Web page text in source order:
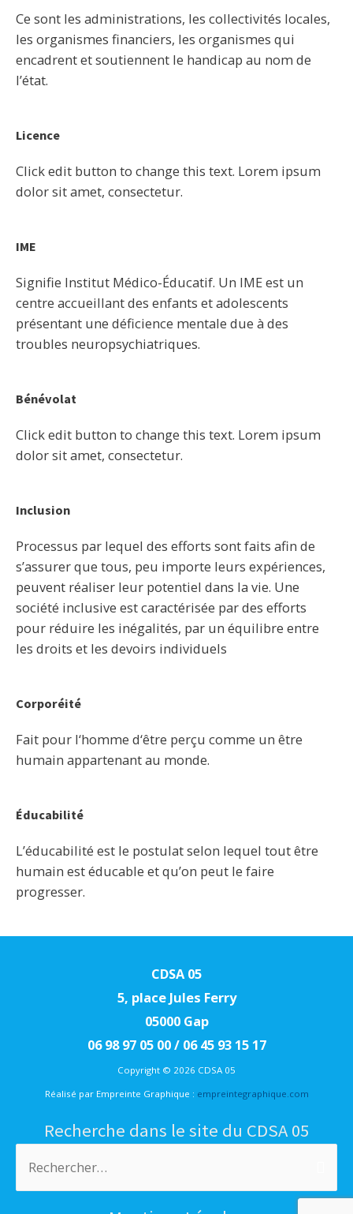
Ce sont les administrations, les collectivités locales,
les organismes financiers, les organismes qui
encadrent et soutiennent le handicap au nom de
l’état.
Licence
Click edit button to change this text. Lorem ipsum
dolor sit amet, consectetur.
IME
Signifie Institut Médico-Éducatif. Un IME est un
centre accueillant des enfants et adolescents
présentant une déficience mentale due à des
troubles neuropsychiatriques.
Bénévolat
Click edit button to change this text. Lorem ipsum
dolor sit amet, consectetur.
Inclusion
Processus par lequel des efforts sont faits afin de
s’assurer que tous, peu importe leurs expériences,
peuvent réaliser leur potentiel dans la vie. Une
société inclusive est caractérisée par des efforts
pour réduire les inégalités, par un équilibre entre
les droits et les devoirs individuels
Corporéité
Fait pour l‘homme d‘être perçu comme un être
humain appartenant au monde.
Éducabilité
L’éducabilité est le postulat selon lequel tout être
humain est éducable et qu’on peut le faire
progresser.
CDSA 05
5, place Jules Ferry
05000 Gap
06 98 97 05 00 / 06 45 93 15 17
Copyright © 2026 CDSA 05
Réalisé par Empreinte Graphique : empreintegraphique.com
Recherche dans le site du CDSA 05